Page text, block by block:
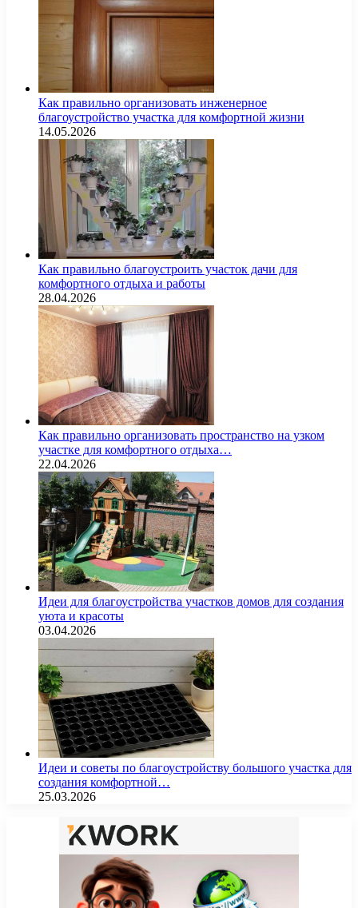
Как правильно организовать инженерное
благоустройство участка для комфортной жизни
14.05.2026
Как правильно благоустроить участок дачи для
комфортного отдыха и работы
28.04.2026
Как правильно организовать пространство на узком
участке для комфортного отдыха…
22.04.2026
Идеи для благоустройства участков домов для создания
уюта и красоты
03.04.2026
Идеи и советы по благоустройству большого участка для
создания комфортной…
25.03.2026